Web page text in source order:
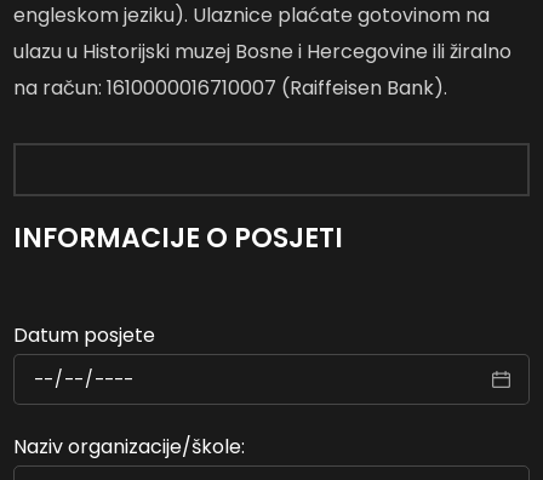
engleskom jeziku). Ulaznice plaćate gotovinom na
ulazu u Historijski muzej Bosne i Hercegovine ili žiralno
na račun: 1610000016710007 (Raiffeisen Bank).
INFORMACIJE O POSJETI
Datum posjete
Naziv organizacije/škole: